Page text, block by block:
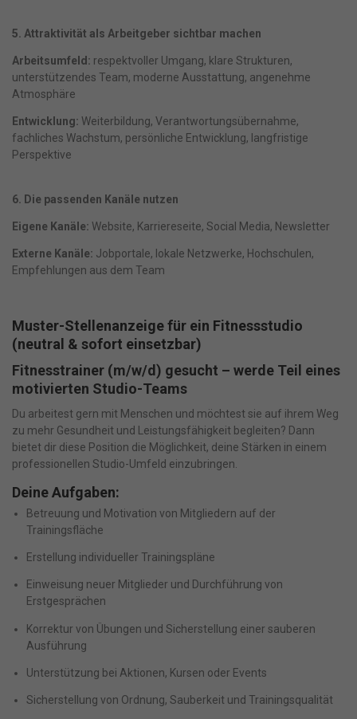
5. Attraktivität als Arbeitgeber sichtbar machen
Arbeitsumfeld: respektvoller Umgang, klare Strukturen,
unterstützendes Team, moderne Ausstattung, angenehme
Atmosphäre
Entwicklung: Weiterbildung, Verantwortungsübernahme,
fachliches Wachstum, persönliche Entwicklung, langfristige
Perspektive
6. Die passenden Kanäle nutzen
Eigene Kanäle: Website, Karriereseite, Social Media, Newsletter
Externe Kanäle: Jobportale, lokale Netzwerke, Hochschulen,
Empfehlungen aus dem Team
Muster-Stellenanzeige für ein Fitnessstudio
(neutral & sofort einsetzbar)
Fitnesstrainer (m/w/d) gesucht – werde Teil eines
motivierten Studio-Teams
Du arbeitest gern mit Menschen und möchtest sie auf ihrem Weg
zu mehr Gesundheit und Leistungsfähigkeit begleiten? Dann
bietet dir diese Position die Möglichkeit, deine Stärken in einem
professionellen Studio-Umfeld einzubringen.
Deine Aufgaben:
Betreuung und Motivation von Mitgliedern auf der
Trainingsfläche
Erstellung individueller Trainingspläne
Einweisung neuer Mitglieder und Durchführung von
Erstgesprächen
Korrektur von Übungen und Sicherstellung einer sauberen
Ausführung
Unterstützung bei Aktionen, Kursen oder Events
Sicherstellung von Ordnung, Sauberkeit und Trainingsqualität